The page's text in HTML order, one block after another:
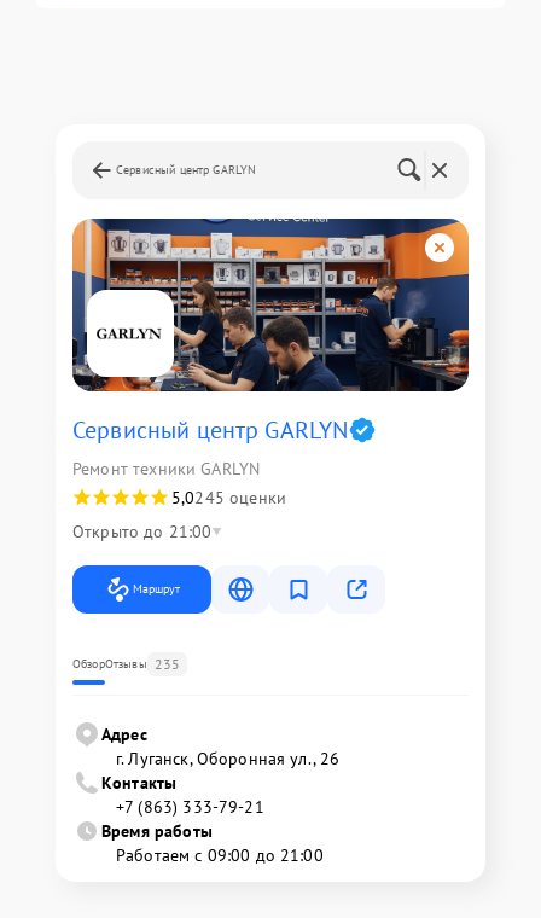
Сервисный центр GARLYN
Сервисный центр GARLYN
Ремонт техники GARLYN
5,0245 оценки
Открыто до 21:00
Маршрут
ОбзорОтзывы 235
Адрес
г. Луганск, Оборонная ул., 26
Контакты
+7 (863) 333-79-21
Время работы
Работаем с 09:00 до 21:00